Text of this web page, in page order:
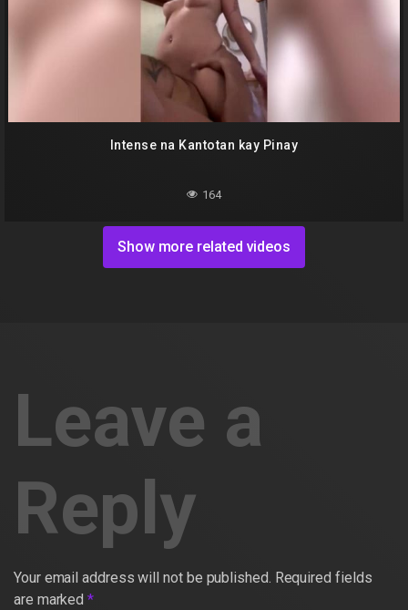
Intense na Kantotan kay Pinay
164
Show more related videos
Leave a
Reply
Your email address will not be published. Required fields
are marked*